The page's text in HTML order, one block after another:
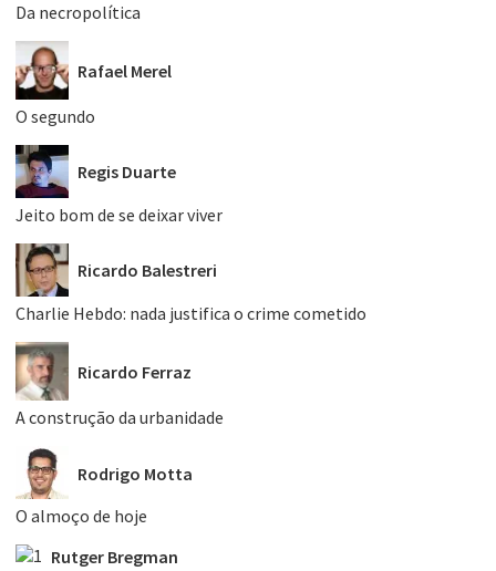
Da necropolítica
Rafael Merel
O segundo
Regis Duarte
Jeito bom de se deixar viver
Ricardo Balestreri
Charlie Hebdo: nada justifica o crime cometido
Ricardo Ferraz
A construção da urbanidade
Rodrigo Motta
O almoço de hoje
Rutger Bregman